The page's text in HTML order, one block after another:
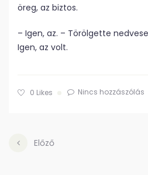
öreg, az biztos.
– Igen, az. – Törölgette
Igen, az volt.
0 Likes Nincs hozzászólás
Előző